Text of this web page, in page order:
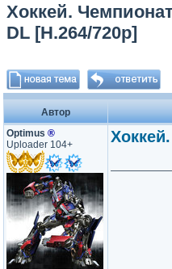
Хоккей.
DL [H.264/720p]
Автор
Optimus ®
Uploader 104+